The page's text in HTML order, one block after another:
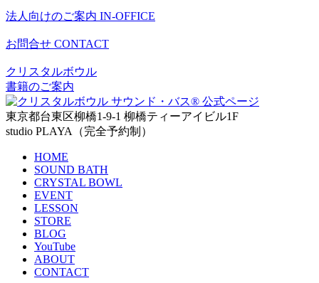
法人向けのご案内 IN-OFFICE
お問合せ CONTACT
クリスタルボウル
書籍のご案内
東京都台東区柳橋1-9-1 柳橋ティーアイビル1F
studio PLAYA（完全予約制）
HOME
SOUND BATH
CRYSTAL BOWL
EVENT
LESSON
STORE
BLOG
YouTube
ABOUT
CONTACT